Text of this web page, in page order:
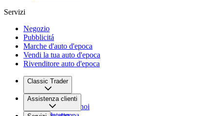
Servizi
Negozio
Pubblicitá
Marche d'auto d'epoca
Vendi la tua auto d'epoca
Rivenditore auto d'epoca
Classic Trader
Chi siamo
Lavora con noi
Assistenza clienti